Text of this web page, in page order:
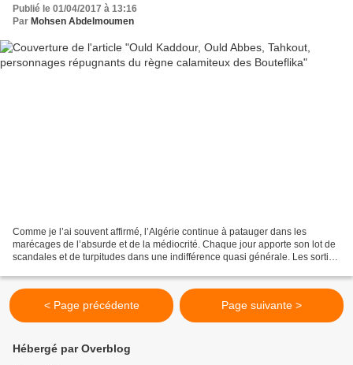
Publié le 01/04/2017 à 13:16
Par Mohsen Abdelmoumen
Comme je l’ai souvent affirmé, l’Algérie continue à patauger dans les
marécages de l’absurde et de la médiocrité. Chaque jour apporte son lot de
scandales et de turpitudes dans une indifférence quasi générale. Les sorties
< Page précédente Page suivante >
Hébergé par Overblog